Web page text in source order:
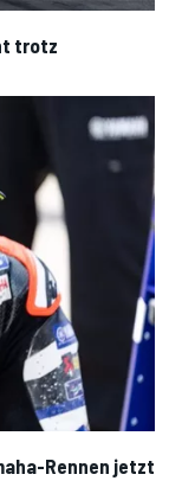
trotz
Rennen jetzt